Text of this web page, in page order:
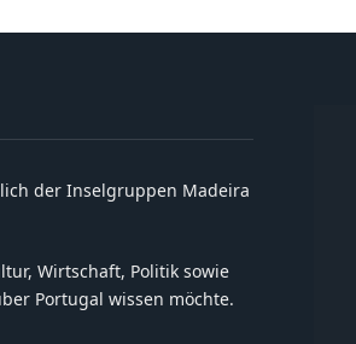
der Inselgruppen Madeira
Wirtschaft, Politik sowie
Portugal wissen möchte.